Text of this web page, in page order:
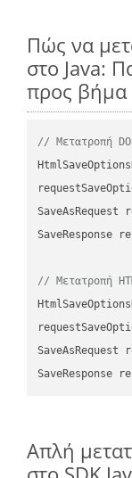
Πώς να
στο Java:
προς βήμα
// Μετατροπή
SaveAsRequest
SaveResponse
// Μετατροπή
SaveAsRequest
Απλή